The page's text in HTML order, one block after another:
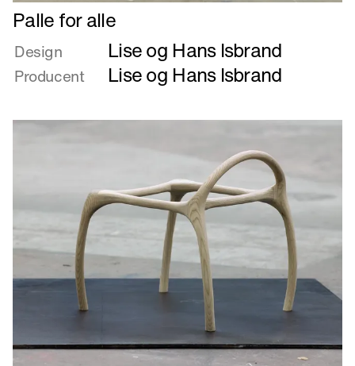
Læs
mere
om
Palle
for
Palle for alle
Design Lise og Hans Isbrand
Producent Lise og Hans Isbrand